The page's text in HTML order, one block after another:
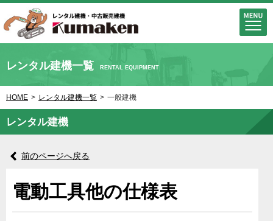
レンタル建機一覧 RENTAL EQUIPMENT
HOME > レンタル建機一覧 > 一般建機
レンタル建機
前のページへ戻る
電動工具他の仕様表